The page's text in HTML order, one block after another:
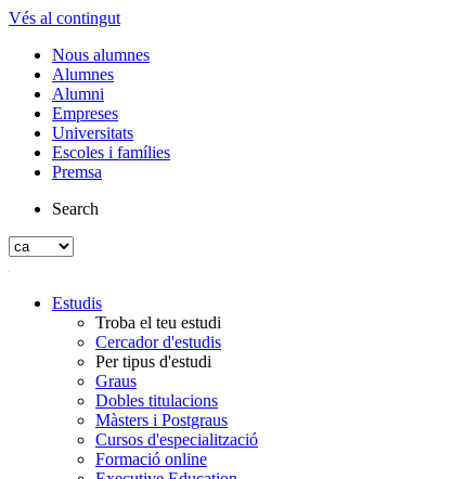
Vés al contingut
Nous alumnes
Alumnes
Alumni
Empreses
Universitats
Escoles i famílies
Premsa
Search
Estudis
Troba el teu estudi
Cercador d'estudis
Per tipus d'estudi
Graus
Dobles titulacions
Màsters i Postgraus
Cursos d'especialització
Formació online